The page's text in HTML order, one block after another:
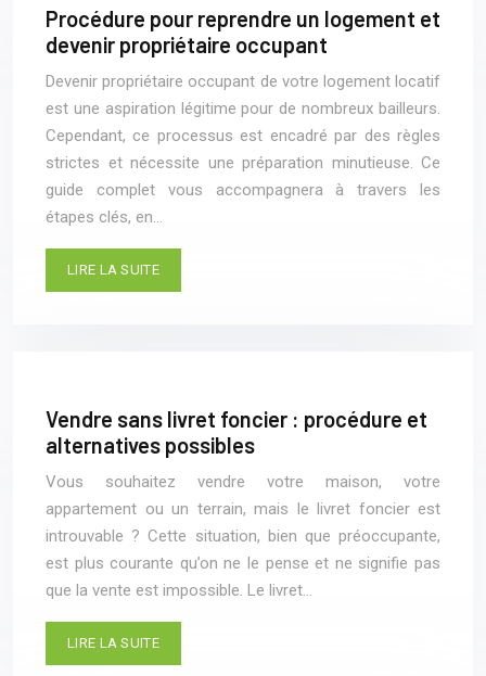
Procédure pour reprendre un logement et
devenir propriétaire occupant
Devenir propriétaire occupant de votre logement locatif
est une aspiration légitime pour de nombreux bailleurs.
Cependant, ce processus est encadré par des règles
strictes et nécessite une préparation minutieuse. Ce
guide complet vous accompagnera à travers les
étapes clés, en…
LIRE LA SUITE
Vendre sans livret foncier : procédure et
alternatives possibles
Vous souhaitez vendre votre maison, votre
appartement ou un terrain, mais le livret foncier est
introuvable ? Cette situation, bien que préoccupante,
est plus courante qu’on ne le pense et ne signifie pas
que la vente est impossible. Le livret…
LIRE LA SUITE